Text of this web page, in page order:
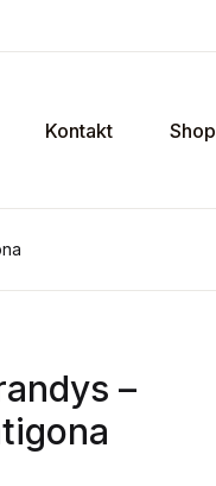
Kontakt Shop
–